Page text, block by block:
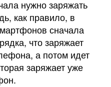
нужно заряжать
как правило, в
сначала
что заряжает
а потом идет
заряжает уже